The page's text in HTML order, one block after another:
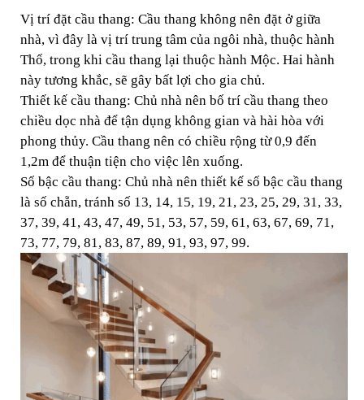
Vị trí đặt cầu thang: Cầu thang không nên đặt ở giữa
nhà, vì đây là vị trí trung tâm của ngôi nhà, thuộc hành
Thổ, trong khi cầu thang lại thuộc hành Mộc. Hai hành
này tương khắc, sẽ gây bất lợi cho gia chủ.
Thiết kế cầu thang: Chủ nhà nên bố trí cầu thang theo
chiều dọc nhà để tận dụng không gian và hài hòa với
phong thủy. Cầu thang nên có chiều rộng từ 0,9 đến
1,2m để thuận tiện cho việc lên xuống.
Số bậc cầu thang: Chủ nhà nên thiết kế số bậc cầu thang
là số chẵn, tránh số 13, 14, 15, 19, 21, 23, 25, 29, 31, 33,
37, 39, 41, 43, 47, 49, 51, 53, 57, 59, 61, 63, 67, 69, 71,
73, 77, 79, 81, 83, 87, 89, 91, 93, 97, 99.